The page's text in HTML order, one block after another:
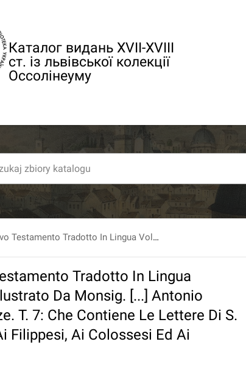
Каталог видань XVII-XVIII
ст. із львівської колекції
Оссолінеуму
Del Nuovo Testamento Tradotto In Lingua Volgare, E Con Annotazioni Illustrato Da Monsig. [...] Antonio Martini Arcivescovo Di Firenze. T. 7: Che Contiene Le Lettere Di S. Paolo Ai Galati, Agli Efesini, Ai Filippesi, Ai Colossesi Ed Ai Tessalonicesi
Tradotto In Lingua
Da Monsig. [...] Antonio
T. 7: Che Contiene Le Lettere Di S.
Filippesi, Ai Colossesi Ed Ai